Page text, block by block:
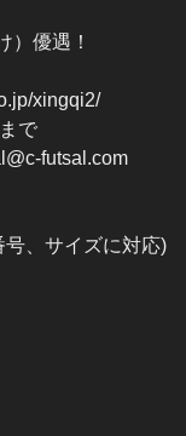
優遇！
xingqi2/
まで
、サイズに対応)